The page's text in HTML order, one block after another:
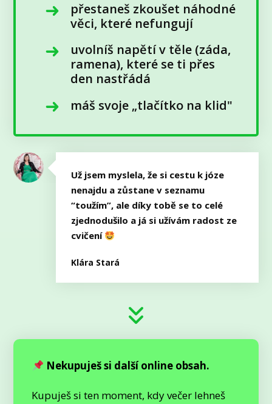
přestaneš zkoušet náhodné
věci, které nefungují
uvolníš napětí v těle (záda,
ramena), které se ti přes
den nastřádá
máš svoje „tlačítko na klid"
Už jsem myslela, že si cestu k józe
nenajdu a zůstane v seznamu
“toužím”, ale díky tobě se to celé
zjednodušilo a já si užívám radost ze
cvičení
Klára Stará
Nekupuješ si další online obsah.
Kupuješ si ten moment, kdy večer lehneš